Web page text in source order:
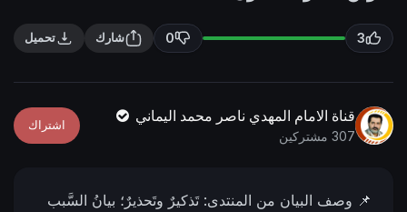
g
u
l
c
3
0 شارك تحميل
قناة الامام المهدي ناصر محمد اليماني
307 مشتركين
اشتراك
📌 وصف البیان من المنتدى:تَذكيرٌ وتَحذيرٌ؛ بيانُ السَّبب